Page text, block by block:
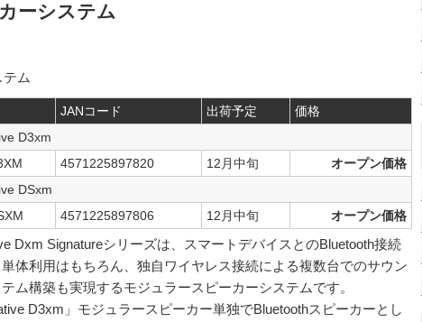
ーシステム
ム
JANコード 出荷予定
価格
D3xm
4571225897820 12月中旬
オープン価格
DSxm
4571225897806 12月中旬 オープン価格
Dxm Signatureシリーズは、スマートデバイスとのBluetooth接続
体利用はもちろん、独自ワイヤレス接続による複数台でのサウン
テム構築も実現するモジュラースピーカーシステムです。
D3xm」モジュラースピーカー単独でBluetoothスピーカーとし